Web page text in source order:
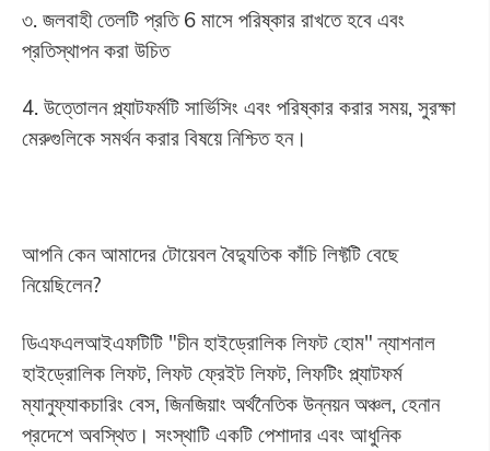
৩. জলবাহী তেলটি প্রতি 6 মাসে পরিষ্কার রাখতে হবে এবং
প্রতিস্থাপন করা উচিত
4. উত্তোলন প্ল্যাটফর্মটি সার্ভিসিং এবং পরিষ্কার করার সময়, সুরক্ষা
মেরুগুলিকে সমর্থন করার বিষয়ে নিশ্চিত হন।
আপনি কেন আমাদের টোয়েবল বৈদ্যুতিক কাঁচি লিফ্টটি বেছে
নিয়েছিলেন?
ডিএফএলআইএফটিটি "চীন হাইড্রোলিক লিফট হোম" ন্যাশনাল
হাইড্রোলিক লিফট, লিফট ফ্রেইট লিফট, লিফটিং প্ল্যাটফর্ম
ম্যানুফ্যাকচারিং বেস, জিনজিয়াং অর্থনৈতিক উন্নয়ন অঞ্চল, হেনান
প্রদেশে অবস্থিত। সংস্থাটি একটি পেশাদার এবং আধুনিক